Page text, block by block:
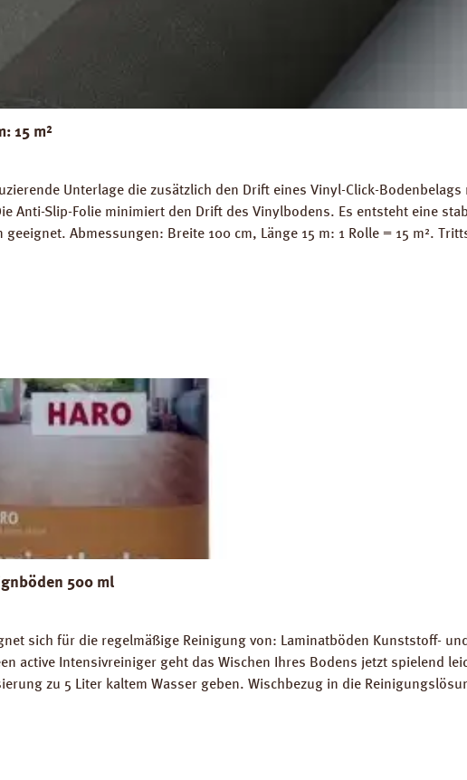
15 m²
Unterlage die zusätzlich den Drift eines Vinyl-Click-
Anti-Slip-Folie minimiert den Drift des Vinylbodens. Es entsteht eine
Abmessungen: Breite 100 cm, Länge 15 m: 1 Rolle = 15 m².
DIN EN ISO 16000-9. Emmissionsarmes Produkt (A+). ZU 100 %
500 ml
sich für die regelmäßige Reinigung von: Laminatböden Kunststoff- und
active Intensivreiniger geht das Wischen Ihres Bodens jetzt spielend
zu 5 Liter kaltem Wasser geben. Wischbezug in die